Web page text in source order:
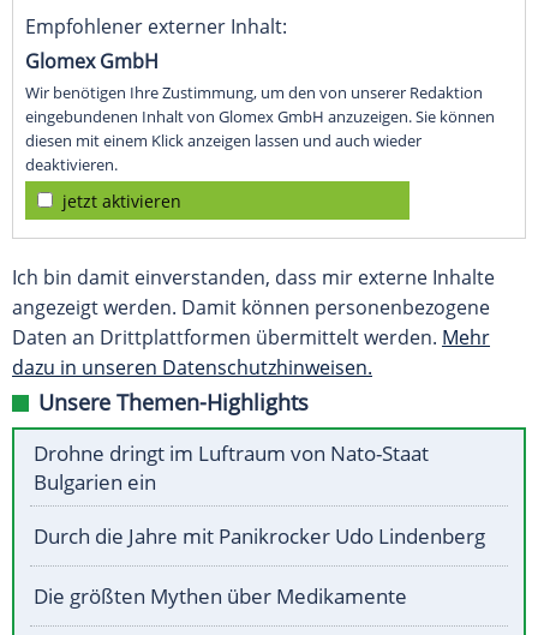
Empfohlener externer Inhalt:
Glomex GmbH
Wir benötigen Ihre Zustimmung, um den von unserer Redaktion
eingebundenen Inhalt von Glomex GmbH anzuzeigen. Sie können
diesen mit einem Klick anzeigen lassen und auch wieder
deaktivieren.
jetzt aktivieren
Ich bin damit einverstanden, dass mir externe Inhalte
angezeigt werden. Damit können personenbezogene
Daten an Drittplattformen übermittelt werden. Mehr
dazu in unseren Datenschutzhinweisen.
Unsere Themen-Highlights
Drohne dringt im Luftraum von Nato-Staat
Bulgarien ein
Durch die Jahre mit Panikrocker Udo Lindenberg
Die größten Mythen über Medikamente